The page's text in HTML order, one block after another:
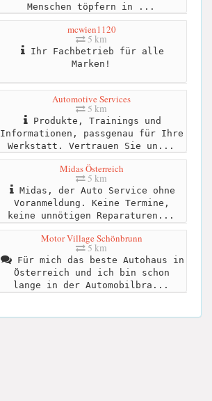
Menschen töpfern in ...
mcwien1120
5 km
Ihr Fachbetrieb für alle
Marken!
Automotive Services
5 km
Produkte, Trainings und
Informationen, passgenau für Ihre
Werkstatt. Vertrauen Sie un...
Midas Österreich
5 km
Midas, der Auto Service ohne
Voranmeldung. Keine Termine,
keine unnötigen Reparaturen...
Motor Village Schönbrunn
5 km
Für mich das beste Autohaus in
Österreich und ich bin schon
lange in der Automobilbra...